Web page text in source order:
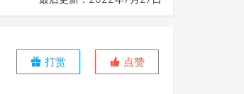
打赏 点赞